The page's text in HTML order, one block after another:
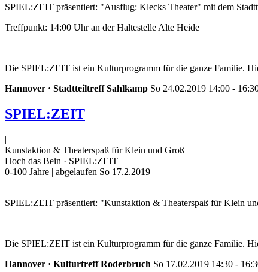
SPIEL:ZEIT präsentiert: "Ausflug: Klecks Theater" mit dem
Treffpunkt: 14:00 Uhr an der Haltestelle Alte Heide
Die SPIEL:ZEIT ist ein Kulturprogramm für die ganze Familie.
Hannover · Stadtteiltreff Sahlkamp So 24.02.2019 14:00 -
SPIEL:ZEIT
|
Kunstaktion & Theaterspaß für Klein und Groß
Hoch das Bein · SPIEL:ZEIT
0-100 Jahre | abgelaufen So 17.2.2019
SPIEL:ZEIT präsentiert: "Kunstaktion & Theaterspaß für Klein
Die SPIEL:ZEIT ist ein Kulturprogramm für die ganze Familie.
Hannover · Kulturtreff Roderbruch So 17.02.2019 14:30 -